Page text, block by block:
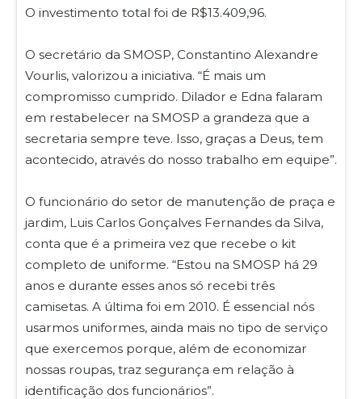
O investimento total foi de R$13.409,96.
O secretário da SMOSP, Constantino Alexandre
Vourlis, valorizou a iniciativa. “É mais um
compromisso cumprido. Dilador e Edna falaram
em restabelecer na SMOSP a grandeza que a
secretaria sempre teve. Isso, graças a Deus, tem
acontecido, através do nosso trabalho em equipe”.
O funcionário do setor de manutenção de praça e
jardim, Luis Carlos Gonçalves Fernandes da Silva,
conta que é a primeira vez que recebe o kit
completo de uniforme. “Estou na SMOSP há 29
anos e durante esses anos só recebi três
camisetas. A última foi em 2010. É essencial nós
usarmos uniformes, ainda mais no tipo de serviço
que exercemos porque, além de economizar
nossas roupas, traz segurança em relação à
identificação dos funcionários”.